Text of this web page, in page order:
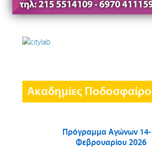
Ακαδημίες
Πρόγραμμα Αγώνων 14-
Φεβρουαρίου 2026